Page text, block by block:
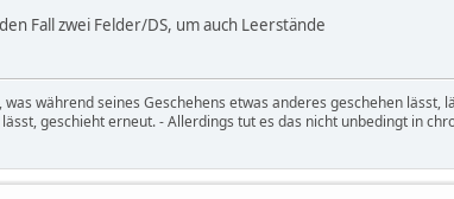
Fall zwei Felder/DS, um auch Leerstände
während seines Geschehens etwas anderes geschehen lässt,
geschieht erneut. - Allerdings tut es das nicht unbedingt in